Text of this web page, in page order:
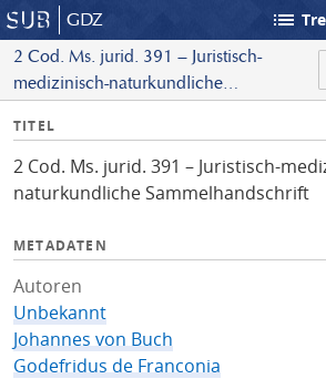
GDZ list
2 Cod. Ms. jurid. 391 – Juristisch-
medizinisch-naturkundliche
I
f
o
TITEL
2 Cod. Ms. jurid. 391 – Juristisch-
naturkundliche Sammelhandschrift
METADATEN
Autoren
Unbekannt
Johannes von Buch
Godefridus de Franconia